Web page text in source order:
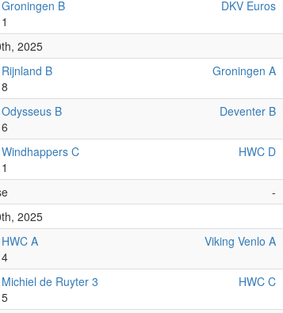
Groningen B
1
DKV Euros
2025
Rijnland B
8
Groningen A
Odysseus B
6
Deventer B
Windhappers C
1
HWC D
-
2025
HWC A
4
Viking Venlo A
Michiel de Ruyter 3
5
HWC C